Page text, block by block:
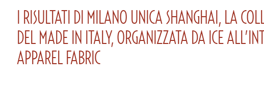
I RISULTATI DI MILANO UNICA SHANGHAI, LA
DEL MADE IN ITALY, ORGANIZZATA DA ICE
APPAREL FABRIC